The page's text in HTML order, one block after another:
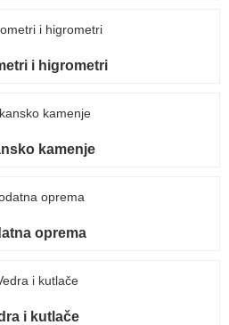
i higrometri
kamenje
oprema
i kutlače